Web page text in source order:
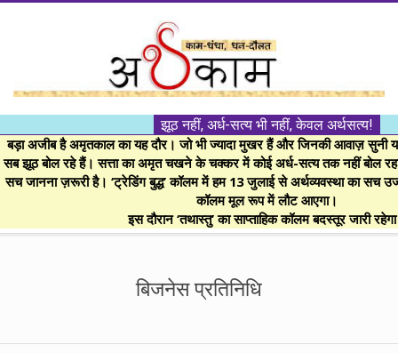
।।
अर्थकाम।।
BE
FINANCIALLY
CLEVER!
झूठ नहीं, अर्ध-सत्य भी नहीं, केवल अर्थसत्य!
बड़ा अजीब है अमृतकाल का यह दौर। जो भी ज्यादा मुखर हैं और जिनकी आवाज़ सुनी
सब झूठ बोल रहे हैं। सत्ता का अमृत चखने के चक्कर में कोई अर्ध-सत्य तक नहीं बोल
सच जानना ज़रूरी है। ‘ट्रेडिंग बुद्ध’ कॉलम में हम 13 जुलाई से अर्थव्यवस्था का सच
कॉलम मूल रूप में लौट आएगा।
इस दौरान ‘तथास्तु’ का साप्ताहिक कॉलम बदस्तूर जारी
बिजनेस प्रतिनिधि